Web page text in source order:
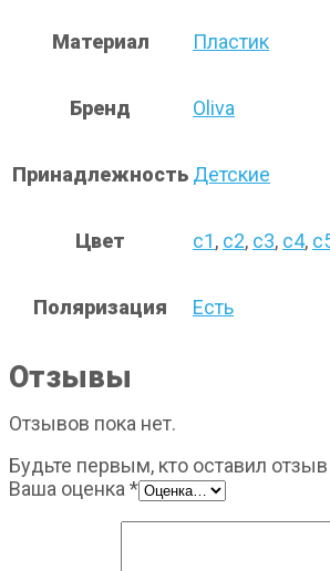
Материал Пластик
Бренд Oliva
Принадлежность Детские
Цвет с1, с2, с3, с4,
Поляризация Есть
Отзывы
Отзывов пока нет.
Будьте первым, кто оставил отзыв
Ваша оценка*